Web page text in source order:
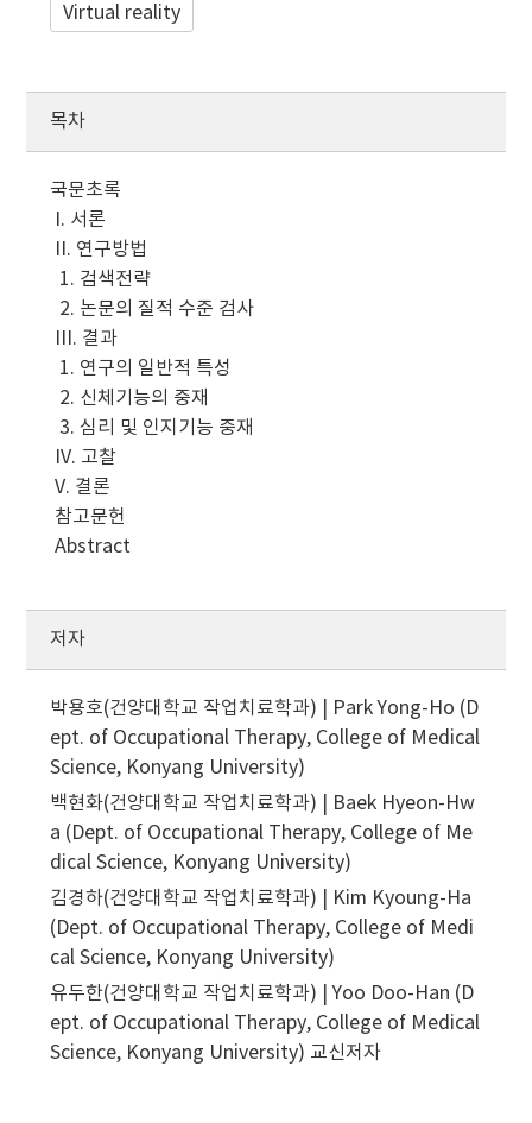
Virtual reality
목차
국문초록
I. 서론
II. 연구방법
1. 검색전략
2. 논문의 질적 수준 검사
III. 결과
1. 연구의 일반적 특성
2. 신체기능의 중재
3. 심리 및 인지기능 중재
IV. 고찰
V. 결론
참고문헌
Abstract
저자
박용호(건양대학교 작업치료학과) | Park Yong-Ho (D
ept. of Occupational Therapy, College of Medical
Science, Konyang University)
백현화(건양대학교 작업치료학과) | Baek Hyeon-Hw
a (Dept. of Occupational Therapy, College of Me
dical Science, Konyang University)
김경하(건양대학교 작업치료학과) | Kim Kyoung-Ha
(Dept. of Occupational Therapy, College of Medi
cal Science, Konyang University)
유두한(건양대학교 작업치료학과) | Yoo Doo-Han (D
ept. of Occupational Therapy, College of Medical
Science, Konyang University) 교신저자